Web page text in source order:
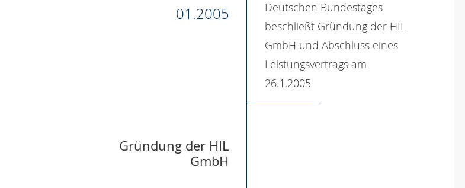
Deutschen Bundestages
beschließt Gründung der HIL
GmbH und Abschluss eines
Leistungsvertrags am
26.1.2005
01.2005
Gründung der HIL
GmbH